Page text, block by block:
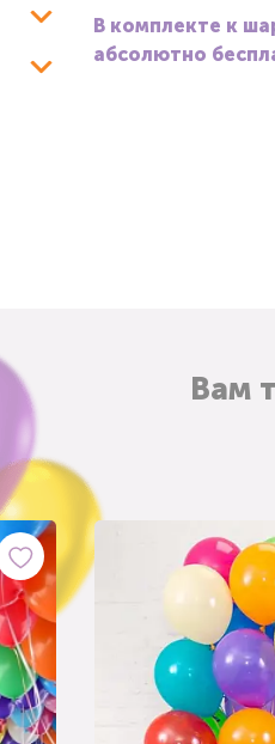
В комплекте к
абсолютно
Вам